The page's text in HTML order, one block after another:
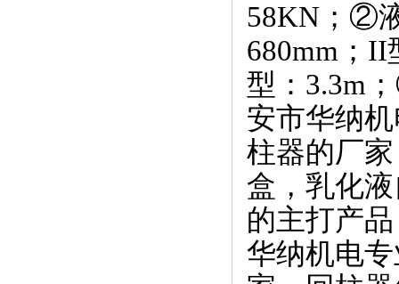
58KN；②
680mm；
型：3.3m
安市华纳
柱器的厂
盒，乳化
的主打产
华纳机电